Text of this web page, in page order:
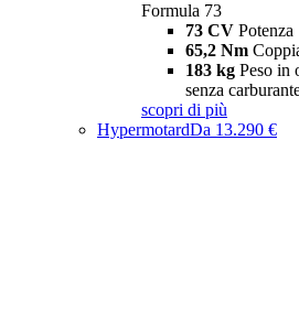
Formula 73
73 CV Potenza
65,2 Nm
183 kg Peso in
senza
scopri di più
HypermotardDa 13.290 €